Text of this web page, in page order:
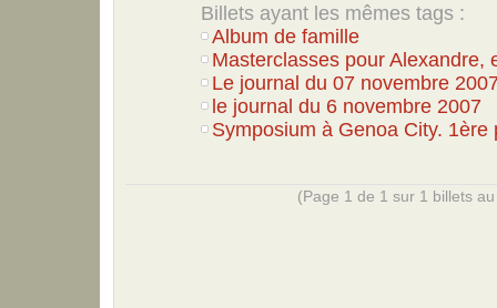
Billets ayant les mêmes tags :
Album de famille
Masterclasses pour Alexandre,
Le journal du 07 novembre
le journal du 6 novembre 2007
Symposium à Genoa City. 1ère
(Page 1 de 1 sur 1 billets